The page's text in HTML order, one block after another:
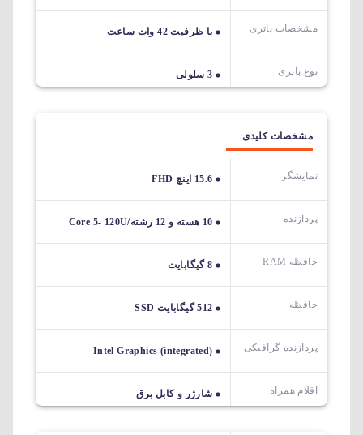
مشخصات باتری با ظرفیت 42 وات ساعت
نوع باتری 3 سلولی
مشخصات کلیدی
نمایشگر 15.6 اینچ FHD
پردازنده 10 هسته و 12 رشته/Core 5- 120U
حافظه RAM 8 گیگابایت
حافظه 512 گیگابایت SSD
پردازنده گرافیکی Intel Graphics (integrated)
اقلام همراه شارژر و کابل برق